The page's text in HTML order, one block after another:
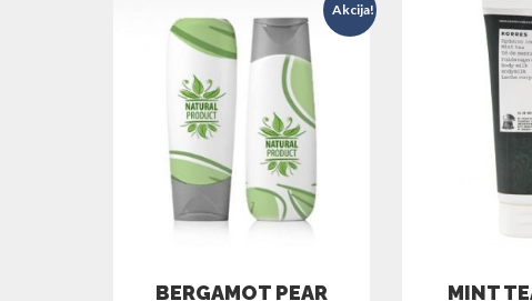
Akcija!
BERGAMOT PEAR MINT